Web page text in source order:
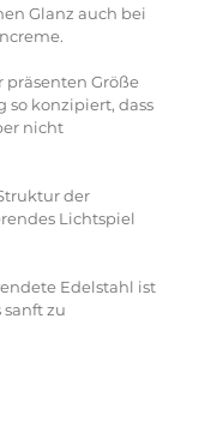
Glanz auch bei
präsenten Größe
so konzipiert, dass
nicht
der
Lichtspiel
Edelstahl ist
zu